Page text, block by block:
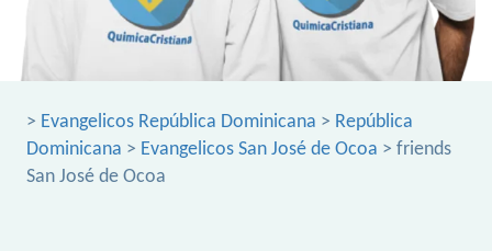
> Evangelicos República Dominicana > República
Dominicana > Evangelicos San José de Ocoa > friends
San José de Ocoa